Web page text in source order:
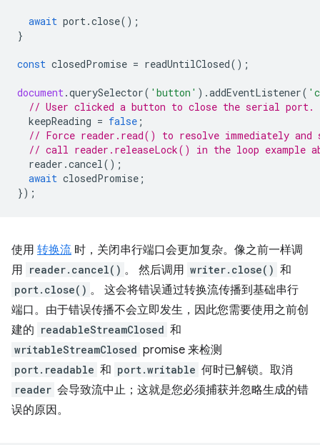
await port.close();
}
const closedPromise = readUntilClosed();
document.querySelector( 'button' ).addEventListener(
// User clicked a button to close the serial port.
keepReading = false ;
// Force reader.read() to resolve immediately and
// call reader.releaseLock() in the loop example
reader .cancel();
await closedPromise ;
});
使用 转换流 时，关闭串行端口会更加复杂。像之前一样调
用 reader.cancel() 。 然后调用 writer.close() 和
port.close() 。 这会将错误通过转换流传播到基础串行
端口。由于错误传播不会立即发生，因此您需要使用之前创
建的 readableStreamClosed 和
writableStreamClosed promise 来检测
port.readable 和 port.writable 何时已解锁。取消
reader 会导致流中止；这就是您必须捕获并忽略生成的错
误的原因。